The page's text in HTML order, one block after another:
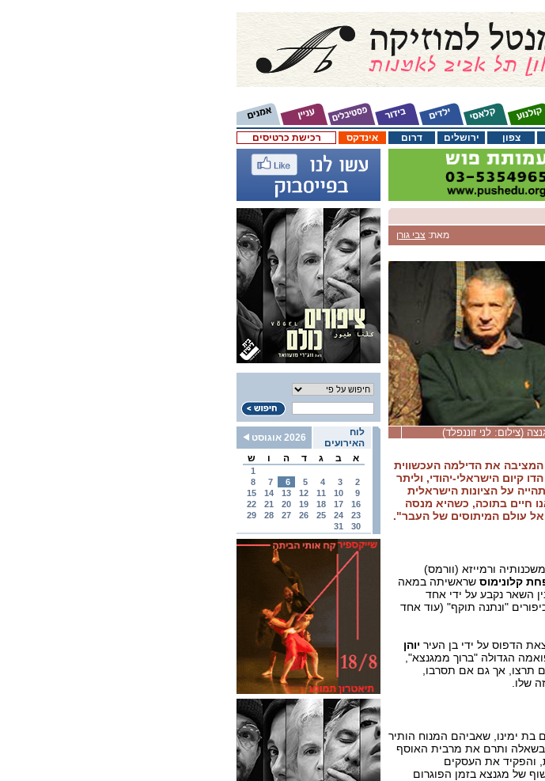
רכישת כרטיסים אינדקס דרום ירושלים צפון
לוח
האירועים
2026 אוגוסט
א
ב ג ד ה ו ש
1
2
3
4
5
6
7
8
9
10
11
12
13
14
15
16
17
18
19
20
21
22
23
24
25
26
27
28
29
30
31
מאת: צבי גורן
(צילום: לני זוננפלד)
המציבה את הדילמה העכשווית
קיום הישראלי-יהודי, וליתר
על הציונות הישראלית
חיים בתוכה, כשהיא מנסה
אל עולם המיתוסים של העבר".
ורמייזא (וורמס)
קלונימוס שראשיתה במאה
השאר נקבע על ידי אחד
"ונתנה תוקף" (עוד אחד
הדפוס על ידי בן העיר יוהן
הגדולה "ברוך ממגנצא",
תרצו, אך גם אם תסרבו,
שלו.
בת ימינו, שאביהם המנוח הותיר
בשאלה ותרם את מרבית האוסף
והפקיד את העסקים
של מגנצא בזמן הפוגרום